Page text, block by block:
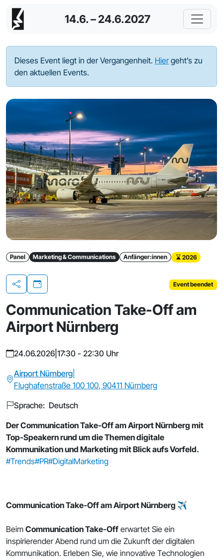
14.6. – 24.6.2027
Dieses Event liegt in der Vergangenheit. Hiergeht’s zu
den aktuellen Events.
Panel Marketing & Communications Anfänger:innen 2026
Teilen
Event beendet
Communication Take-Off am
Airport Nürnberg
24.06.2026 17:30 - 22:30 Uhr
Airport Nürnberg
Flughafenstraße 100 100, 90411 Nürnberg
Sprache: Deutsch
Der Communication Take-Off am Airport Nürnberg mit
Top-Speakern rund um die Themen digitale
Kommunikation und Marketing mit Blick aufs Vorfeld.
#Trends#PR#DigitalMarketing
Communication Take-Off am Airport Nürnberg ✈️
Beim Communication Take-Off erwartet Sie ein
inspirierender Abend rund um die Zukunft der digitalen
Kommunikation. Erleben Sie, wie innovative Technologien